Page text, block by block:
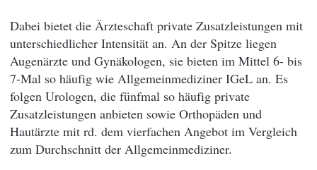
Dabei bietet die Ärzteschaft private Zusatzleistungen mit
unterschiedlicher Intensität an. An der Spitze liegen
Augenärzte und Gynäkologen, sie bieten im Mittel 6- bis
7-Mal so häufig wie Allgemeinmediziner IGeL an. Es
folgen Urologen, die fünfmal so häufig private
Zusatzleistungen anbieten sowie Orthopäden und
Hautärzte mit rd. dem vierfachen Angebot im Vergleich
zum Durchschnitt der Allgemeinmediziner.